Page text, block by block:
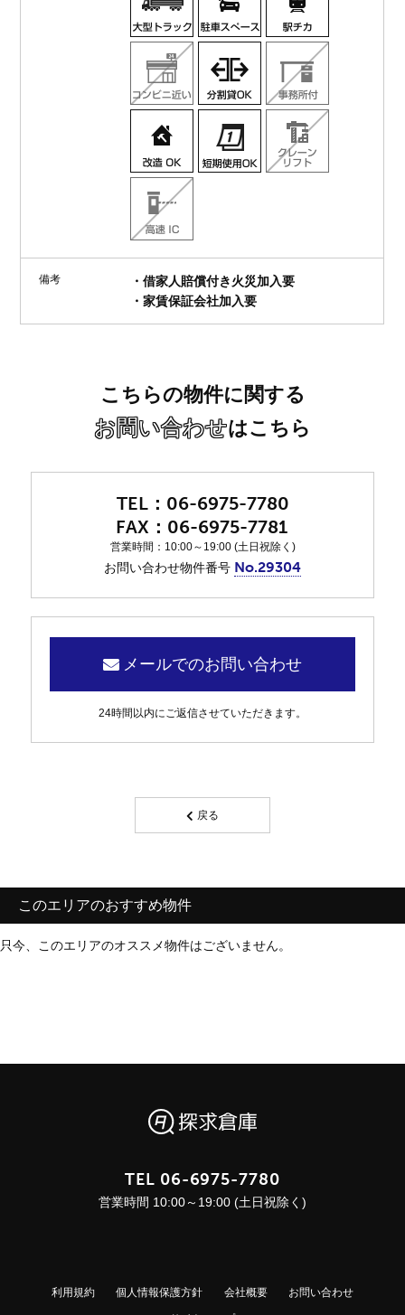
備考
・借家人賠償付き火災加入要
・家賃保証会社加入要
こちらの物件に関する
お問い合わせはこちら
06-6975-7780
06-6975-7781
営業時間：10:00～19:00 (土日祝除く)
お問い合わせ物件番号 No.29304
メールでのお問い合わせ
24時間以内にご返信させていただきます。
戻る
このエリアのおすすめ物件
只今、このエリアのオススメ物件はございません。
TEL 06-6975-7780
営業時間 10:00～19:00 (土日祝除く)
利用規約 個人情報保護方針 会社概要 お問い合わせ